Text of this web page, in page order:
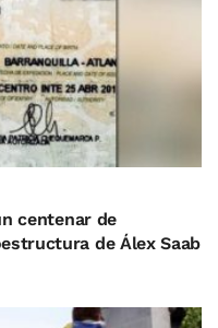
centenar de
de Álex Saab